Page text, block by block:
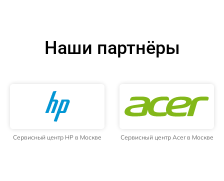
Наши партнёры
Сервисный центр HP в Москве Сервисный центр Acer в Москве